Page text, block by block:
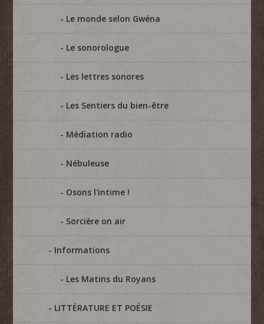
Le monde selon Gwéna
Le sonorologue
Les lettres sonores
Les Sentiers du bien-être
Médiation radio
Nébuleuse
Osons l'intime !
Sorcière on air
Informations
Les Matins du Royans
LITTÉRATURE ET POÉSIE